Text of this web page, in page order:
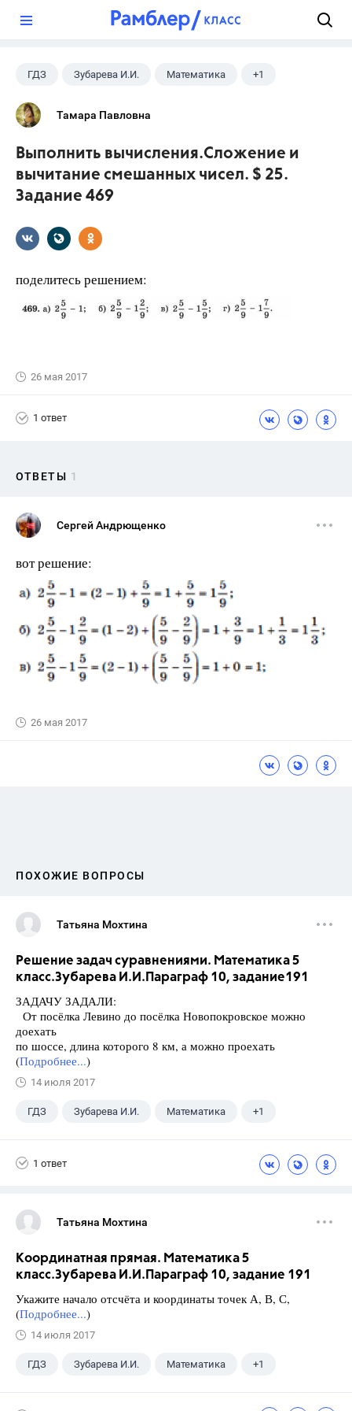
ГДЗ Зубарева И.И. Математика +1
5 класс
Тамара Павловна
Выполнить вычисления.Сложение и
вычитание смешанных чисел. $ 25.
Задание 469
поделитесь решением:
26 мая 2017
1 ответ
ОТВЕТЫ 1
Сергей Андрющенко
вот решение:
26 мая 2017
ПОХОЖИЕ ВОПРОСЫ
Татьяна Мохтина
Решение задач суравнениями. Математика 5
класс.Зубарева И.И.Параграф 10, задание191
ЗАДАЧУ ЗАДАЛИ:
От посёлка Левино до посёлка Новопокровское можно
доехать
по шоссе, длина которого 8 км, а можно проехать
(Подробнее...)
14 июля 2017
ГДЗ Зубарева И.И. Математика +1
1 ответ
Татьяна Мохтина
Координатная прямая. Математика 5
класс.Зубарева И.И.Параграф 10, задание 191
Укажите начало отсчёта и координаты точек А, В, С,
(Подробнее...)
14 июля 2017
ГДЗ Зубарева И.И. Математика +1